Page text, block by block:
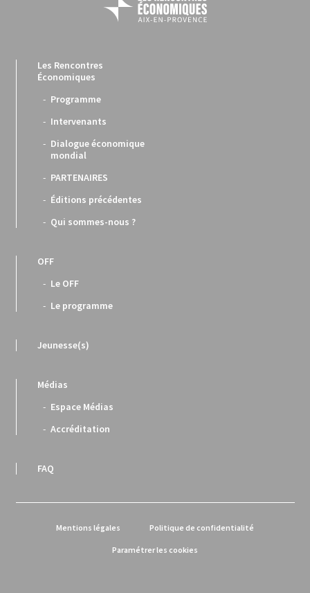
Les Rencontres
Économiques
Programme
Intervenants
Dialogue économique
mondial
PARTENAIRES
Éditions précédentes
Qui sommes-nous ?
OFF
Le OFF
Le programme
Jeunesse(s)
Médias
Espace Médias
Accréditation
FAQ
Mentions légales Politique de confidentialité
Paramétrer les cookies